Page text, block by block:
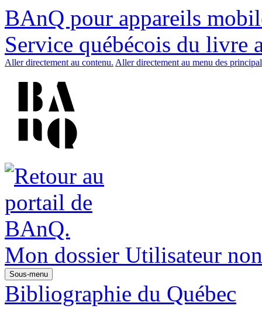
BAnQ pour appareils
Service québécois du livre
Aller directement au contenu. Aller directement au menu des
Mon dossier Utilisateur
Sous-menu
Bibliographie du Québec